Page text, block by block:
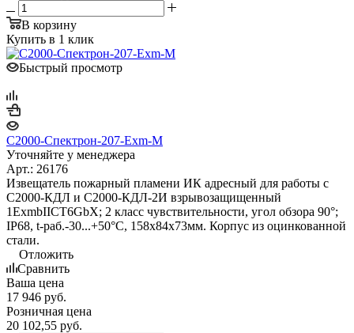
В корзину
Купить в 1 клик
Быстрый просмотр
С2000-Спектрон-207-Exm-М
Уточняйте у менеджера
Арт.: 26176
Извещатель пожарный пламени ИК адресный для работы с
С2000-КДЛ и С2000-КДЛ-2И взрывозащищенный
1ExmbIICT6GbX; 2 класс чувствительности, угол обзора 90°;
IP68, t-раб.-30...+50°С, 158х84х73мм. Корпус из оцинкованной
стали.
Отложить
Сравнить
Ваша цена
17 946 руб.
Розничная цена
20 102,55 руб.